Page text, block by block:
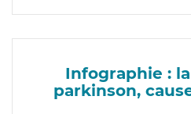
Infographie :
parkinson,